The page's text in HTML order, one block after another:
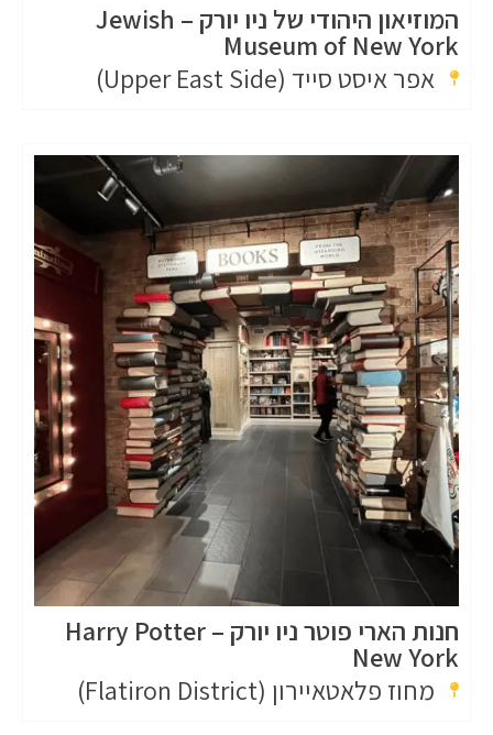
המוזיאון היהודי של ניו יורק – Jewish
Museum of New York
אפר איסט סייד (Upper East Side)
חנות הארי פוטר ניו יורק – Harry Potter
New York
מחוז פלאטאיירון (Flatiron District)